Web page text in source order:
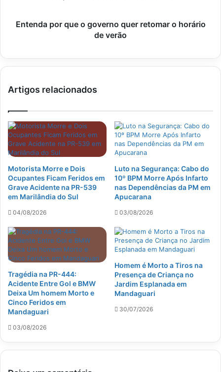
Entenda por que o governo quer retomar o horário
de verão
Artigos relacionados
Motorista Morre e Dois
Ocupantes Ficam Feridos em
Grave Acidente na PR-539
em Marilândia do Sul
04/08/2026
Luto na Segurança: Cabo do
10º BPM Morre Após Infarto
nas Dependências da PM em
Apucarana
03/08/2026
Tragédia na PR-444:
Acidente Entre Gol e BMW
Deixa Um homem Morto e
Cinco Feridos em
Mandaguari
03/08/2026
Homem é Morto a Tiros na
Presença de Criança no
Jardim Esplanada em
Mandaguari
30/07/2026